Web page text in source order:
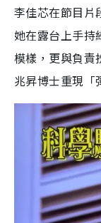
李佳芯在節目片
她在露台上手持
模樣，更與負責
兆昇博士重現「